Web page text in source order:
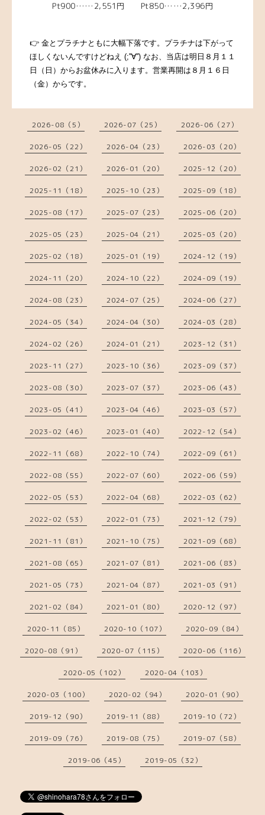
Pt900……2,551円 Pt850……2,396円
👉 金とプラチナともに大幅下落です。プラチナは下がって
ほしくないんですけどねえ (;''∀'') なお、当店は明日８月１１
日（日）からお盆休みに入ります。営業再開は８月１６日
（金）からです。
2026-08（5） 2026-07（25） 2026-06（27）
2026-05（22） 2026-04（23） 2026-03（20）
2026-02（21） 2026-01（20） 2025-12（20）
2025-11（18） 2025-10（23） 2025-09（18）
2025-08（17） 2025-07（23） 2025-06（20）
2025-05（23） 2025-04（21） 2025-03（20）
2025-02（18） 2025-01（19） 2024-12（19）
2024-11（20） 2024-10（22） 2024-09（19）
2024-08（23） 2024-07（25） 2024-06（27）
2024-05（34） 2024-04（30） 2024-03（28）
2024-02（26） 2024-01（21） 2023-12（31）
2023-11（27） 2023-10（36） 2023-09（37）
2023-08（30） 2023-07（37） 2023-06（43）
2023-05（41） 2023-04（46） 2023-03（57）
2023-02（46） 2023-01（40） 2022-12（54）
2022-11（68） 2022-10（74） 2022-09（61）
2022-08（55） 2022-07（60） 2022-06（59）
2022-05（53） 2022-04（68） 2022-03（62）
2022-02（53） 2022-01（73） 2021-12（79）
2021-11（81） 2021-10（75） 2021-09（68）
2021-08（65） 2021-07（81） 2021-06（83）
2021-05（73） 2021-04（87） 2021-03（91）
2021-02（84） 2021-01（80） 2020-12（97）
2020-11（85） 2020-10（107） 2020-09（84）
2020-08（91） 2020-07（115） 2020-06（116）
2020-05（102） 2020-04（103）
2020-03（100） 2020-02（94） 2020-01（90）
2019-12（90） 2019-11（88） 2019-10（72）
2019-09（76） 2019-08（75） 2019-07（58）
2019-06（45） 2019-05（32）